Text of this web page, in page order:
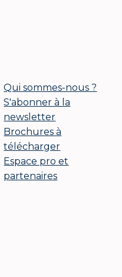
Qui sommes-nous ?
S'abonner à la
newsletter
Brochures à
télécharger
Espace pro et
partenaires